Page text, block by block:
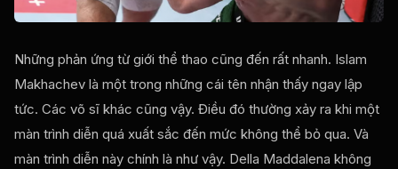
Những phản ứng từ giới thể thao cũng đến rất nhanh. Islam
Makhachev là một trong những cái tên nhận thấy ngay lập
tức. Các võ sĩ khác cũng vậy. Điều đó thường xảy ra khi một
màn trình diễn quá xuất sắc đến mức không thể bỏ qua. Và
màn trình diễn này chính là như vậy. Della Maddalena không